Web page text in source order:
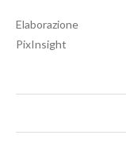
Elaborazione
PixInsight